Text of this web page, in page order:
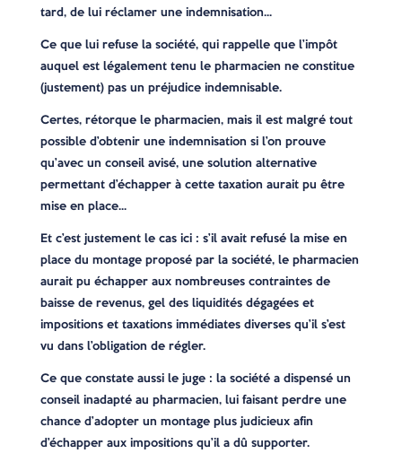
tard, de lui réclamer une indemnisation…
Ce que lui refuse la société, qui rappelle que l’impôt
auquel est légalement tenu le pharmacien ne constitue
(justement) pas un préjudice indemnisable.
Certes, rétorque le pharmacien, mais il est malgré tout
possible d’obtenir une indemnisation si l’on prouve
qu’avec un conseil avisé, une solution alternative
permettant d’échapper à cette taxation aurait pu être
mise en place…
Et c’est justement le cas ici : s’il avait refusé la mise en
place du montage proposé par la société, le pharmacien
aurait pu échapper aux nombreuses contraintes de
baisse de revenus, gel des liquidités dégagées et
impositions et taxations immédiates diverses qu’il s’est
vu dans l’obligation de régler.
Ce que constate aussi le juge : la société a dispensé un
conseil inadapté au pharmacien, lui faisant perdre une
chance d’adopter un montage plus judicieux afin
d’échapper aux impositions qu’il a dû supporter.